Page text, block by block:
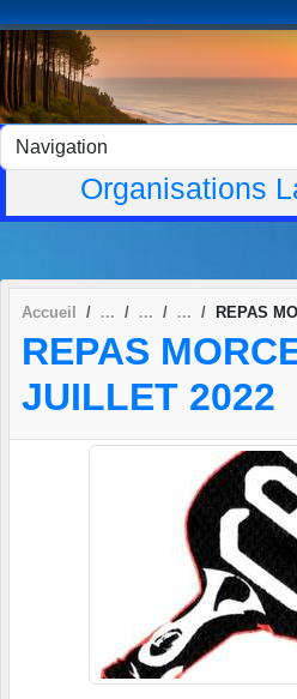
Organisations
Accueil REPAS
REPAS
JUILLET 2022